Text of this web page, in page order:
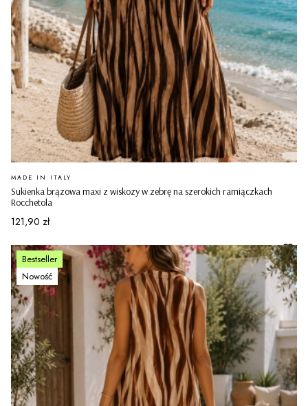
Sukienka brązowa maxi z wiskozy w zebrę na szerokich ramiączkach
Rocchetola
PRODUCENT
MADE IN ITALY
Cena
121,90 zł
Bestseller
Nowość